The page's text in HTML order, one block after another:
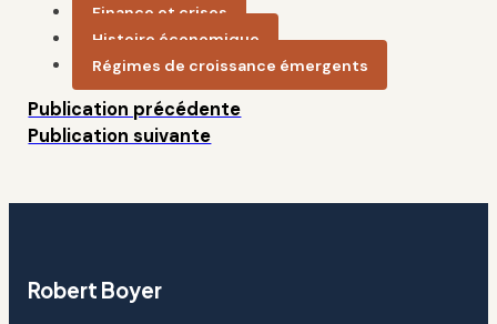
Finance et crises
Histoire économique
Régimes de croissance émergents
Publication précédente
Publication suivante
Robert Boyer